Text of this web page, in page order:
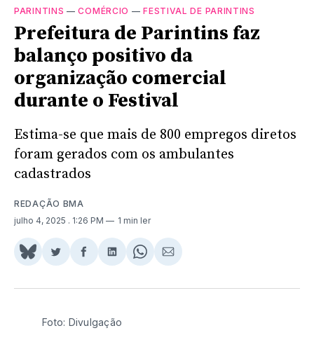
PARINTINS —COMÉRCIO —FESTIVAL DE PARINTINS
Prefeitura de Parintins faz
balanço positivo da
organização comercial
durante o Festival
Estima-se que mais de 800 empregos diretos
foram gerados com os ambulantes
cadastrados
REDAÇÃO BMA
julho 4, 2025 . 1:26 PM 1 min ler
Share
BlueSky
Compartilhar
Twitter
Compartilhar
Facebook
Compartilhar
LinkedIn
Share
WhatsApp
Compartilhar
Email
Foto: Divulgação